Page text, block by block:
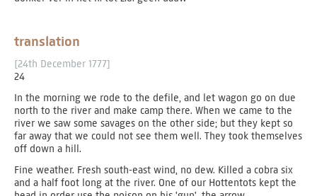
translation
[24th December 1777]
24
In the morning we rode to the defile, and let wagon go on due
north to the river and make camp there. When we came to the
river we saw some savages on the other side; but they kept so
far away that we could not see them well. They took themselves
off down a hill.
Fine weather. Fresh south-east wind, no dew. Killed a cobra six
and a half foot long at the river. One of our Hottentots kept the